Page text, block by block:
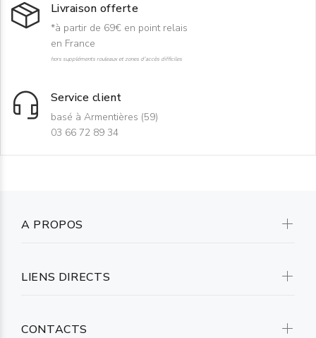
Livraison offerte
*à partir de 69€ en point relais
en France
hors suppléments rouleaux et zones d'accès difficiles
Service client
basé à Armentières (59)
03 66 72 89 34
A PROPOS
LIENS DIRECTS
CONTACTS